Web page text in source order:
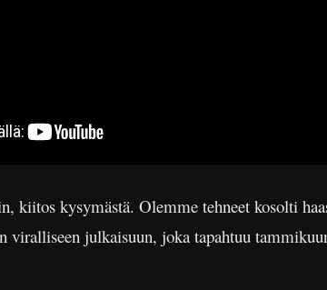
kiitos kysymästä. Olemme tehneet kosolti
viralliseen julkaisuun, joka tapahtuu